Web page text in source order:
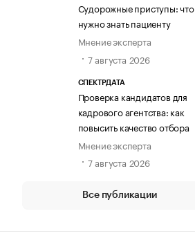
Судорожные приступы: что
нужно знать пациенту
Мнение эксперта
7 августа 2026
СПЕКТРДАТА
Проверка кандидатов для
кадрового агентства: как
повысить качество отбора
Мнение эксперта
7 августа 2026
Все публикации